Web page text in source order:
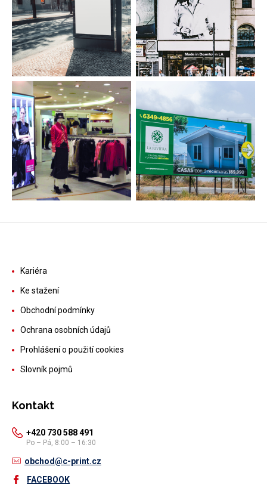
Kariéra
Ke stažení
Obchodní podmínky
Ochrana osobních údajů
Prohlášení o použití cookies
Slovník pojmů
Kontakt
+420 730 588 491
Po – Pá, 8:00 – 16:30
obchod@c-print.cz
FACEBOOK